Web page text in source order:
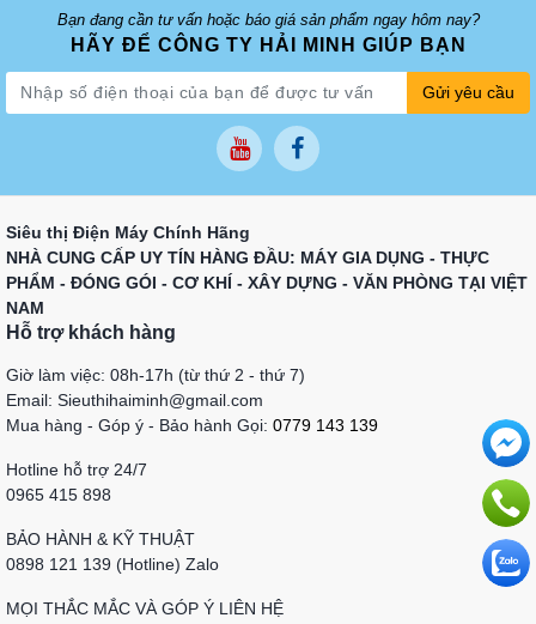
Bạn đang cần tư vấn hoặc báo giá sản phẩm ngay hôm nay?
HÃY ĐỂ CÔNG TY HẢI MINH GIÚP BẠN
Gửi yêu cầu
Siêu thị Điện Máy Chính Hãng
NHÀ CUNG CẤP UY TÍN HÀNG ĐẦU: MÁY GIA DỤNG - THỰC
PHẨM - ĐÓNG GÓI - CƠ KHÍ - XÂY DỰNG - VĂN PHÒNG TẠI VIỆT
NAM
Hỗ trợ khách hàng
Giờ làm việc: 08h-17h (từ thứ 2 - thứ 7)
Email: Sieuthihaiminh@gmail.com
Mua hàng - Góp ý - Bảo hành Gọi: 0779 143 139
Hotline hỗ trợ 24/7
0965 415 898
BẢO HÀNH & KỸ THUẬT
0898 121 139 (Hotline) Zalo
MỌI THẮC MẮC VÀ GÓP Ý LIÊN HỆ